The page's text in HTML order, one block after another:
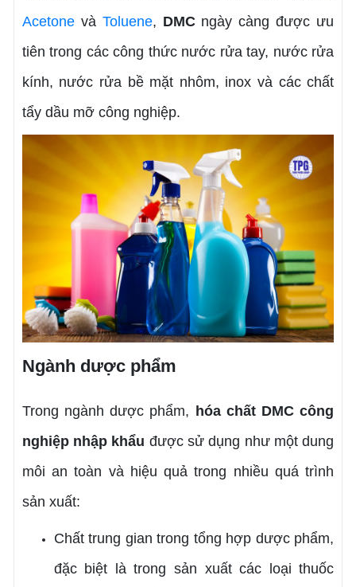
Acetonevà Toluene, DMCngày càng được ưu
tiên trong các công thức nước rửa tay, nước rửa
kính, nước rửa bề mặt nhôm, inox và các chất
tẩy dầu mỡ công nghiệp.
Ngành dược phẩm
Trong ngành dược phẩm, hóa chất DMC công
nghiệp nhập khẩu được sử dụng như một dung
môi an toàn và hiệu quả trong nhiều quá trình
sản xuất:
Chất trung gian trong tổng hợp dược phẩm,
đặc biệt là trong sản xuất các loại thuốc